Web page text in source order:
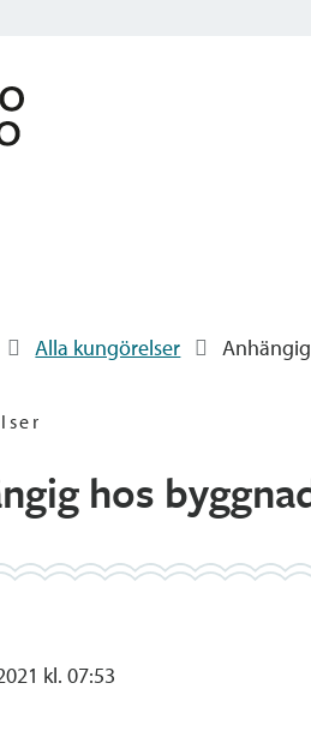
Alla kungörelser
hos
kl. 07:53